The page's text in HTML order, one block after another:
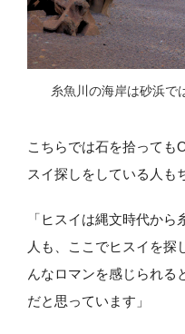
糸魚川の海岸は砂浜で
こちらでは石を拾っても
スイ探しをしている人も
「ヒスイは縄文時代か
人も、ここでヒスイを探
んなロマンを感じられる
だと思っています」